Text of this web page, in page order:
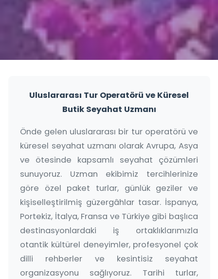
Uluslararası Tur Operatörü ve Küresel
Butik Seyahat Uzmanı
Önde gelen uluslararası bir tur operatörü ve
küresel seyahat uzmanı olarak Avrupa, Asya
ve ötesinde kapsamlı seyahat çözümleri
sunuyoruz. Uzman ekibimiz tercihlerinize
göre özel paket turlar, günlük geziler ve
kişiselleştirilmiş güzergâhlar tasar. İspanya,
Portekiz, İtalya, Fransa ve Türkiye gibi başlıca
destinasyonlardaki iş ortaklıklarımızla
otantik kültürel deneyimler, profesyonel çok
dilli rehberler ve kesintisiz seyahat
organizasyonu sağlıyoruz. Tarihi turlar,